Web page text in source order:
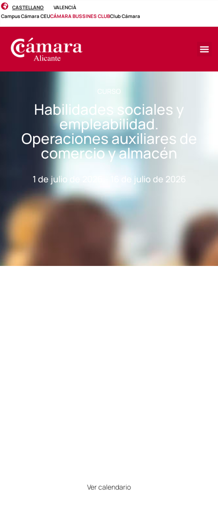
CASTELLANO
VALENCIÀ
Campus Cámara CEUCÁMARA BUSSINES CLUBClub Cámara
CURSO
Habilidades sociales y
empleabilidad.
Operaciones auxiliares de
comercio y almacén
1 de julio de 2026 - 16 de julio de 2026
Ver calendario